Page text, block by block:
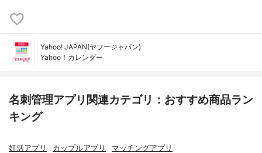
Yahoo! JAPAN(ヤフージャパン)
Yahoo！カレンダー
名刺管理アプリ関連カテゴリ：おすすめ商品ラン
キング
妊活アプリ カップルアプリ マッチングアプリ